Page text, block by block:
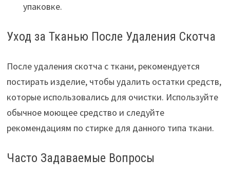
упаковке.
Уход за Тканью После Удаления Скотча
После удаления скотча с ткани, рекомендуется
постирать изделие, чтобы удалить остатки средств,
которые использовались для очистки. Используйте
обычное моющее средство и следуйте
рекомендациям по стирке для данного типа ткани.
Часто Задаваемые Вопросы